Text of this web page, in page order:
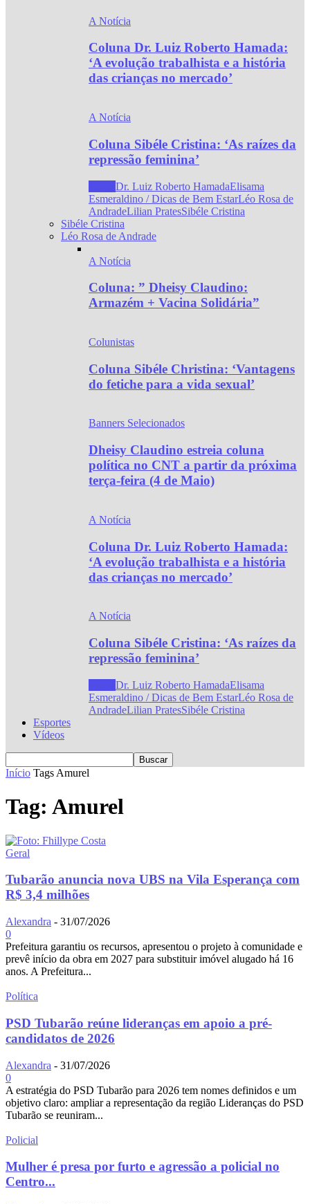
A Notícia
Coluna Dr. Luiz Roberto Hamada:
‘A evolução trabalhista e a história
das crianças no mercado’
A Notícia
Coluna Sibéle Cristina: ‘As raízes da
repressão feminina’
Dr. Luiz Roberto HamadaElisama
Esmeraldino / Dicas de Bem EstarLéo Rosa de
AndradeLilian PratesSibéle Cristina
Sibéle Cristina
Léo Rosa de Andrade
A Notícia
Coluna: ” Dheisy Claudino:
Armazém + Vacina Solidária”
Colunistas
Coluna Sibéle Christina: ‘Vantagens
do fetiche para a vida sexual’
Banners Selecionados
Dheisy Claudino estreia coluna
política no CNT a partir da próxima
terça-feira (4 de Maio)
A Notícia
Coluna Dr. Luiz Roberto Hamada:
‘A evolução trabalhista e a história
das crianças no mercado’
A Notícia
Coluna Sibéle Cristina: ‘As raízes da
repressão feminina’
Dr. Luiz Roberto HamadaElisama
Esmeraldino / Dicas de Bem EstarLéo Rosa de
AndradeLilian PratesSibéle Cristina
Esportes
Vídeos
Início Tags Amurel
Tag: Amurel
Geral
Tubarão anuncia nova UBS na Vila Esperança com
R$ 3,4 milhões
Alexandra - 31/07/2026
0
Prefeitura garantiu os recursos, apresentou o projeto à comunidade e
prevê início da obra em 2027 para substituir imóvel alugado há 16
anos. A Prefeitura...
Política
PSD Tubarão reúne lideranças em apoio a pré-
candidatos de 2026
Alexandra - 31/07/2026
0
A estratégia do PSD Tubarão para 2026 tem nomes definidos e um
objetivo claro: ampliar a representação da região Lideranças do PSD
Tubarão se reuniram...
Policial
Mulher é presa por furto e agressão a policial no
Centro...